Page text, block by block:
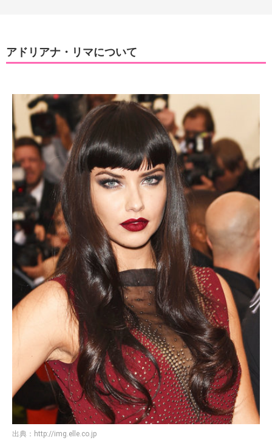
アドリアナ・リマについて
出典： http://img.elle.co.jp